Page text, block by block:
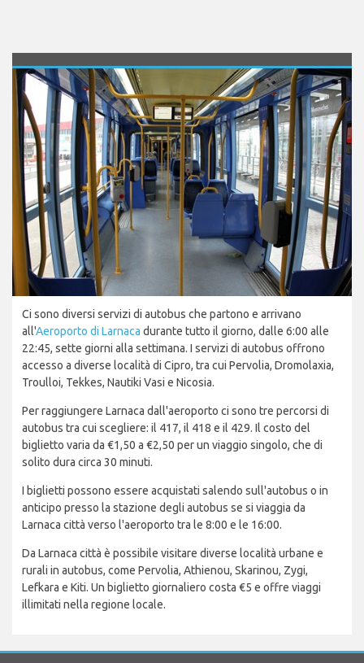
Ci sono diversi servizi di autobus che partono e arrivano
all'Aeroporto di Larnaca durante tutto il giorno, dalle 6:00 alle
22:45, sette giorni alla settimana. I servizi di autobus offrono
accesso a diverse località di Cipro, tra cui Pervolia, Dromolaxia,
Troulloi, Tekkes, Nautiki Vasi e Nicosia.
Per raggiungere Larnaca dall'aeroporto ci sono tre percorsi di
autobus tra cui scegliere: il 417, il 418 e il 429. Il costo del
biglietto varia da €1,50 a €2,50 per un viaggio singolo, che di
solito dura circa 30 minuti.
I biglietti possono essere acquistati salendo sull'autobus o in
anticipo presso la stazione degli autobus se si viaggia da
Larnaca città verso l'aeroporto tra le 8:00 e le 16:00.
Da Larnaca città è possibile visitare diverse località urbane e
rurali in autobus, come Pervolia, Athienou, Skarinou, Zygi,
Lefkara e Kiti. Un biglietto giornaliero costa €5 e offre viaggi
illimitati nella regione locale.